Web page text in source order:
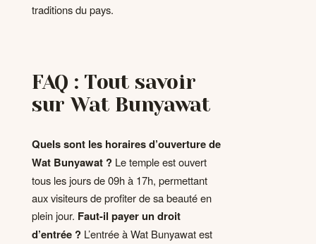
traditions du pays.
FAQ : Tout savoir
sur Wat Bunyawat
Quels sont les horaires d’ouverture de
Wat Bunyawat ? Le temple est ouvert
tous les jours de 09h à 17h, permettant
aux visiteurs de profiter de sa beauté en
plein jour. Faut-il payer un droit
d’entrée ? L’entrée à Wat Bunyawat est